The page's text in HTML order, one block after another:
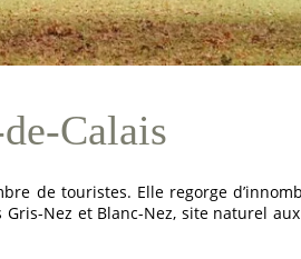
Calais
de touristes. Elle regorge
Nez et Blanc-Nez, site naturel